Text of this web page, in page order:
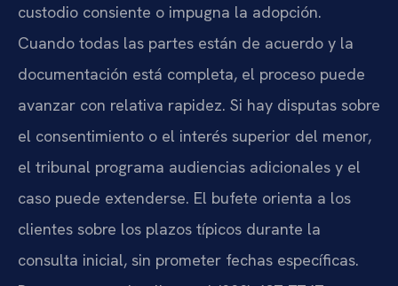
custodio consiente o impugna la adopción.
Cuando todas las partes están de acuerdo y la
documentación está completa, el proceso puede
avanzar con relativa rapidez. Si hay disputas sobre
el consentimiento o el interés superior del menor,
el tribunal programa audiencias adicionales y el
caso puede extenderse. El bufete orienta a los
clientes sobre los plazos típicos durante la
consulta inicial, sin prometer fechas específicas.